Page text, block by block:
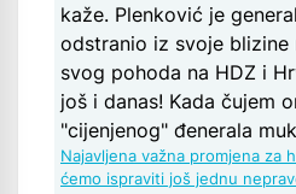
kaže. Plenković je
odstranio iz svoje blizine
svog pohoda na HDZ i
još i danas! Kada čujem
"cijenjenog" đenerala
Najavljena važna promjena za
ćemo ispraviti još jednu